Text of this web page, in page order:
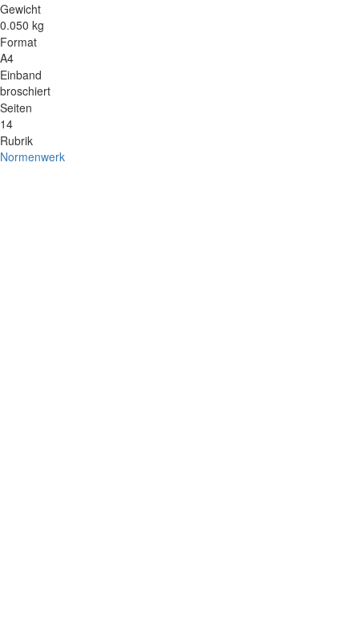
Gewicht
0.050 kg
Format
A4
Einband
broschiert
Seiten
14
Rubrik
Normenwerk